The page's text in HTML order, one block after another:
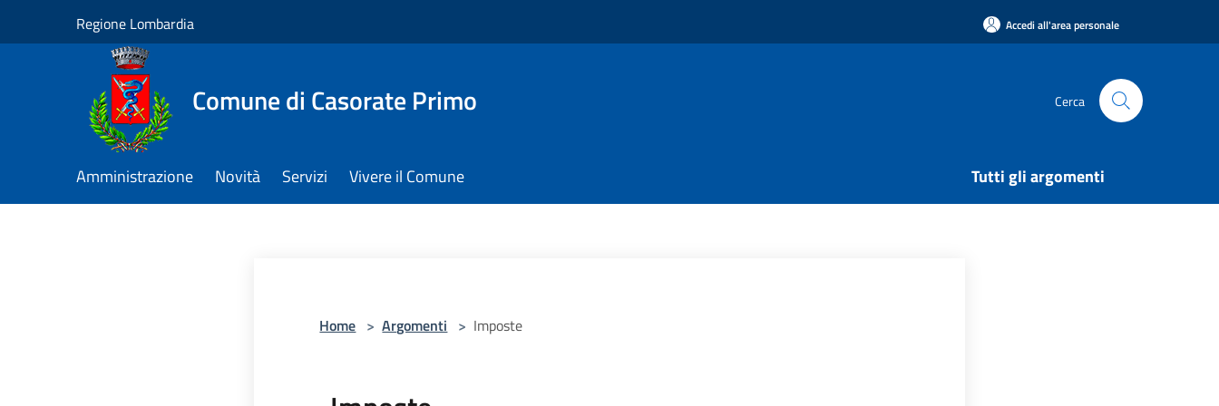
Regione Lombardia Accedi all'area personale
Comune di Casorate Primo Cerca
Amministrazione Novità Servizi Vivere il Comune Tutti gli argomenti
Home > Argomenti > Imposte